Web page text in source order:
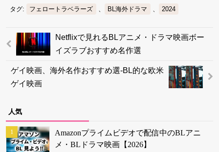
タグ: フェロートラベラーズ BL海外ドラマ 2024
Netflixで見れるBLアニメ・ドラマ映画ボー
イズラブおすすめ名作選
ゲイ映画、海外名作おすすめ選-BL的な欧米
ゲイ映画
人気
Amazonプライムビデオで配信中のBLアニ
メ・BLドラマ映画【2026】